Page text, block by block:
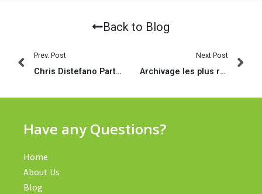
Back to Blog
Prev. Post
Chris Distefano Partner – Is the Comedian Relationship Someone during the 2020?
Next Post
Archivage les plus redoutables profession a l’egard de rencontre cougar
Have any Questions?
Home
About Us
Blog